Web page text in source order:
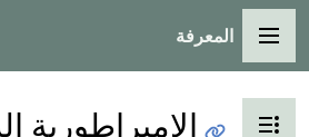
القائمة الرئيسية
المعرفة
الامبراطورية